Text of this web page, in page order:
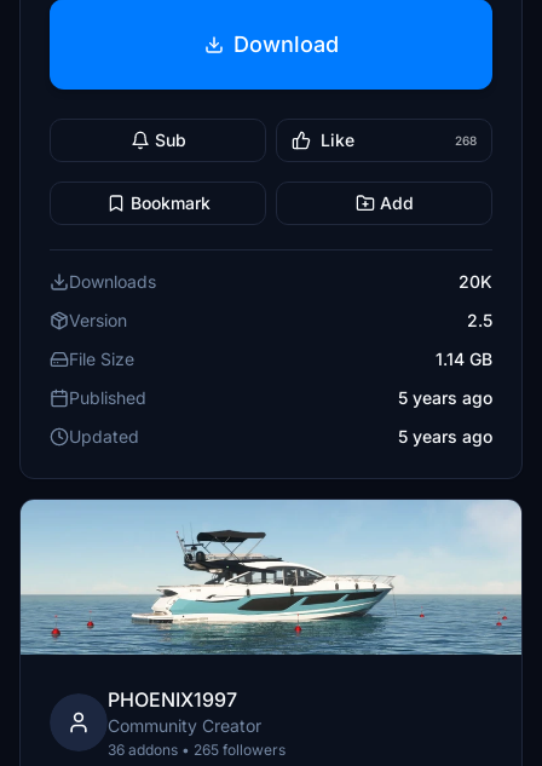
Download
Sub Like 268
Bookmark Add
Downloads
20K
Version
2.5
File Size
1.14 GB
Published
5 years ago
Updated
5 years ago
PHOENIX1997
Community Creator
36 addons • 265 followers